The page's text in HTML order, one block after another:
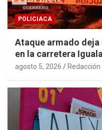
POLICIACA
Ataque armado
en la carretera
agosto 5, 2026 Redacción